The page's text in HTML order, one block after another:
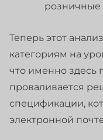
розничные
Теперь этот
категориям на
что именно здесь
проваливается
спецификации,
электронной